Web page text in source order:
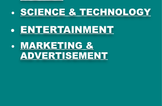
SCIENCE & TECHNOLOGY
ENTERTAINMENT
MARKETING &
ADVERTISEMENT